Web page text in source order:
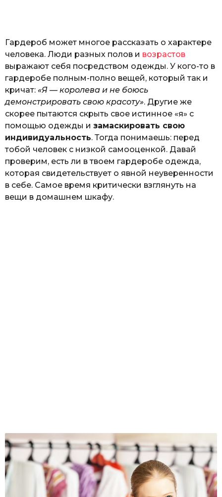
р
к
л
ю
к
Гардероб может многое рассказать о характере
человека. Люди разных полов и возрастов
выражают себя посредством одежды. У кого-то в
гардеробе полным-полно вещей, который так и
кричат: «Я — королева и не боюсь
демонстрировать свою красоту». Другие же
скорее пытаются скрыть свое истинное «я» с
помощью одежды и замаскировать свою
индивидуальность. Тогда понимаешь: перед
тобой человек с низкой самооценкой. Давай
проверим, есть ли в твоем гардеробе одежда,
которая свидетельствует о явной неуверенности
в себе. Самое время критически взглянуть на
вещи в домашнем шкафу.